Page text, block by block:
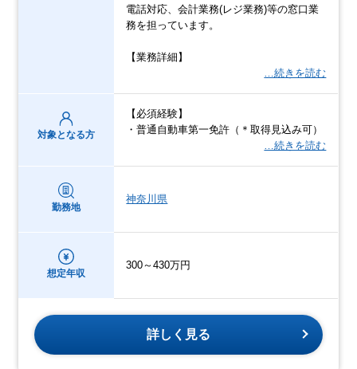
電話対応、会計業務(レジ業務)等の窓口業
務を担っています。
【業務詳細】
…続きを読む
対象となる方
【必須経験】
・普通自動車第一免許（＊取得見込み可）
…続きを読む
勤務地
神奈川県
想定年収
300～430万円
詳しく見る